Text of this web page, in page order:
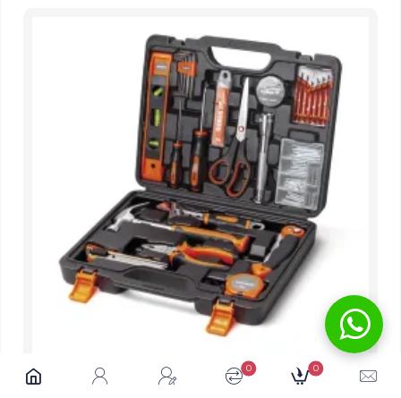
Jogo de Ferramentas DIY com 85 Peças -
0 0